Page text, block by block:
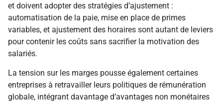
et doivent adopter des stratégies d’ajustement :
automatisation de la paie, mise en place de primes
variables, et ajustement des horaires sont autant de leviers
pour contenir les coûts sans sacrifier la motivation des
salariés.
La tension sur les marges pousse également certaines
entreprises à retravailler leurs politiques de rémunération
globale, intégrant davantage d’avantages non monétaires